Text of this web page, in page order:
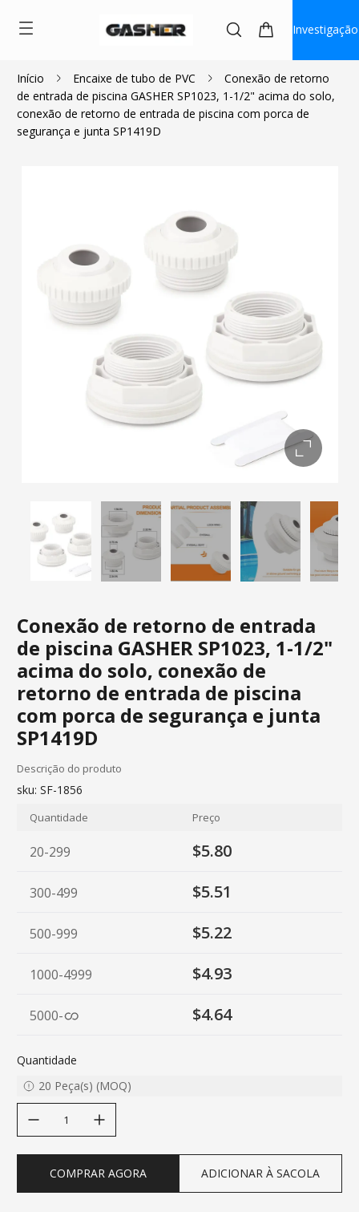
Investigação
Início Encaixe de tubo de PVC
Conexão de retorno
de entrada de piscina GASHER SP1023, 1-1/2" acima do solo,
conexão de retorno de entrada de piscina com porca de
segurança e junta SP1419D
Conexão de retorno de entrada
de piscina GASHER SP1023, 1-1/2"
acima do solo, conexão de
retorno de entrada de piscina
com porca de segurança e junta
SP1419D
$5.80
Descrição do produto
sku: SF-1856
Quantidade Preço
20-299 $5.80
300-499 $5.51
500-999 $5.22
1000-4999 $4.93
5000- $4.64
Quantidade
20 Peça(s) (MOQ)
COMPRAR AGORA ADICIONAR À SACOLA